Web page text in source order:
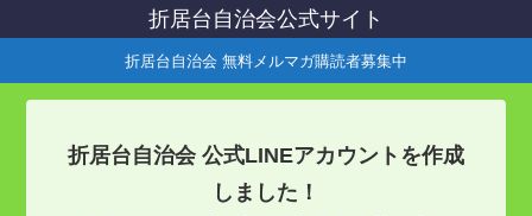
折居台自治会公式サイト
折居台自治会 無料メルマガ購読者募集中
折居台自治会 公式LINEアカウントを作成
しました！